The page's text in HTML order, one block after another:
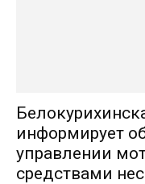
информирует
управлении
средствами